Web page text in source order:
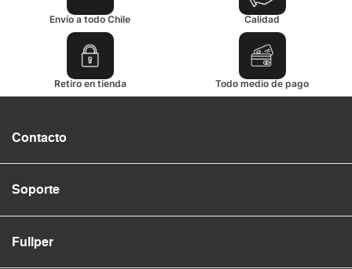
Envío a todo Chile Calidad
Retiro en tienda Todo medio de pago
Contacto
Soporte
Fullper